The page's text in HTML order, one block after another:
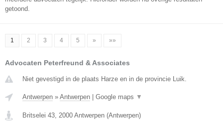
getoond.
1 2 3 4 5 » »»
Advocaten Peterfreund & Associates
Niet gevestigd in de plaats Harze en in de provincie Luik.
Antwerpen » Antwerpen Google maps ▼
Britselei 43, 2000 Antwerpen (Antwerpen)